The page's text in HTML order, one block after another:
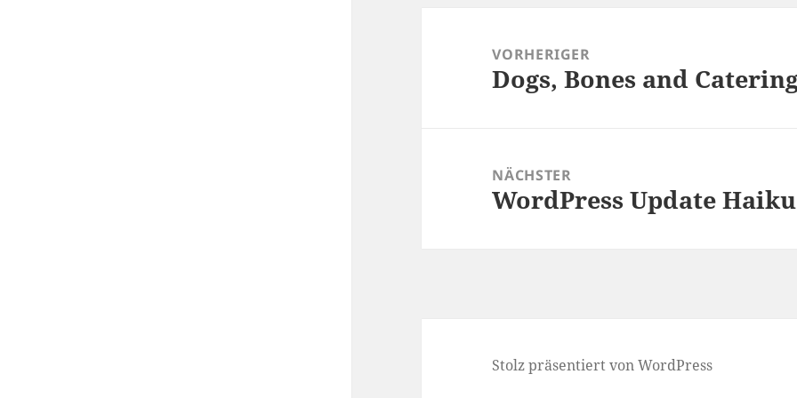
VORHERIGER
Vorheriger
Dogs, Bones and
NÄCHSTER
Nächster
WordPress Update Haiku
Stolz präsentiert von WordPress